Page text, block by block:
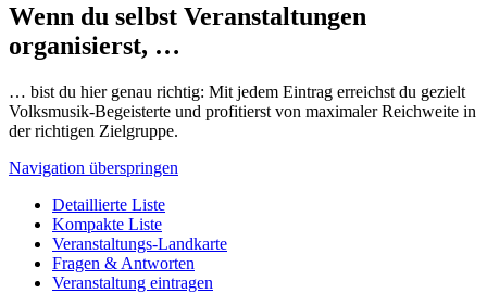
Wenn du selbst Veranstaltungen
organisierst, …
… bist du hier genau richtig: Mit jedem Eintrag erreichst du gezielt
Volksmusik-Begeisterte und profitierst von maximaler Reichweite in
der richtigen Zielgruppe.
Navigation überspringen
Detaillierte Liste
Kompakte Liste
Veranstaltungs-Landkarte
Fragen & Antworten
Veranstaltung eintragen